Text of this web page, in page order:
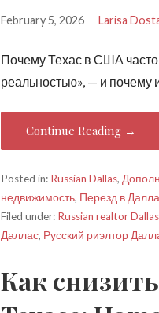
February 5, 2026 Larisa
Почему Техас в США часто
реальностью», — и почему
Continue Reading →
Posted in: Russian Dallas,
недвижимость, Перезд в
Filed under: Russian realtor Dallas
Даллас, Русский риэлтор
Как